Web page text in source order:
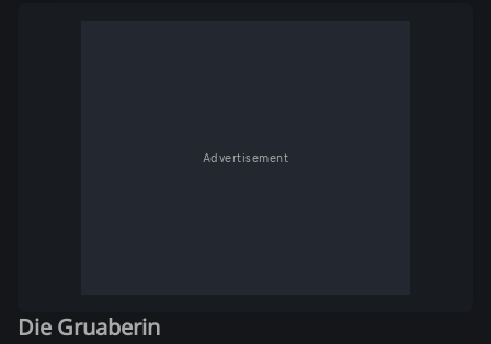
Advertisement
Die Gruaberin